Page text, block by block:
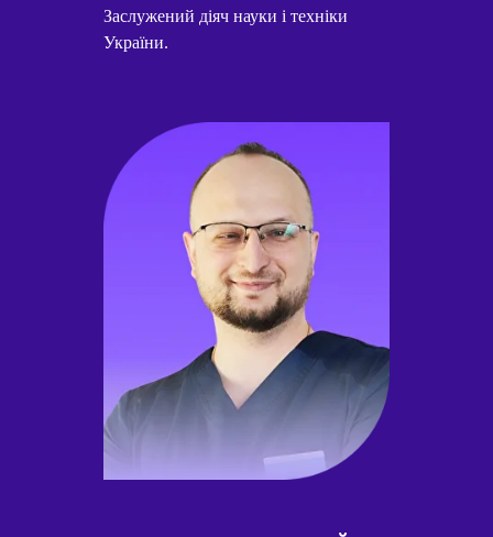
Заслужений діяч науки і техніки
України.